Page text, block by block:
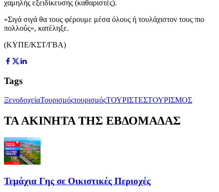
χαμηλής εξειδίκευσης (καθαριστές).
«Σιγά σιγά θα τους φέρουμε μέσα όλους ή τουλάχιστον τους πιο
πολλούς», κατέληξε.
(ΚΥΠΕ/ΚΣΤ/ΓΒΑ)
Tags
ΞενοδοχείαΤουρισμόςτουρισμόςΤΟΥΡΙΣΤΕΣΤΟΥΡΙΣΜΟΣ
ΤΑ ΑΚΙΝΗΤΑ ΤΗΣ ΕΒΔΟΜΑΔΑΣ
Τεμάχια Γης σε Οικιστικές Περιοχές